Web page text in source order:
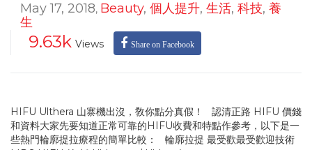
May 17, 2018, Beauty, 個人提升, 生活, 科技, 養
生
9.63k Views Share on Facebook
HIFU Ulthera 山寨機出沒，敎你點分真假！ 認清正路 HIFU 價錢
和資料大家先要知道正常可靠的HIFU收費和特點作參考，以下是一
些熱門輪廓提拉療程的簡單比較： 輪廓拉提 最受歡最受歡迎技術